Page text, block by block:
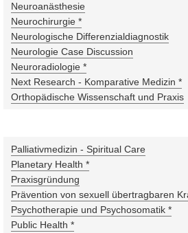
Neuroanästhesie
Neurochirurgie *
Neurologische Differenzialdiagnostik
Neurologie Case Discussion
Neuroradiologie *
Next Research - Komparative Medizin *
Orthopädische Wissenschaft und Praxis
Palliativmedizin - Spiritual Care
Planetary Health *
Praxisgründung
Prävention von sexuell übertragbaren
Psychotherapie und Psychosomatik *
Public Health *